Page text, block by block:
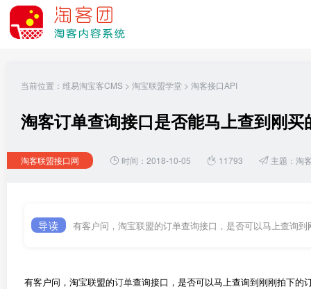
当前位置： 维易淘宝客CMS > 淘宝联盟学堂 > 淘客接口API
淘客订单查询接口是否能马上查到刚
淘客联盟接口网 时间：2018-10-05 11793 主题： 淘
导读 有客户问，淘宝联盟的订单查询接口，是否可以马上查询
有客户问，淘宝联盟的订单查询接口，是否可以马上查询到刚刚拍下的